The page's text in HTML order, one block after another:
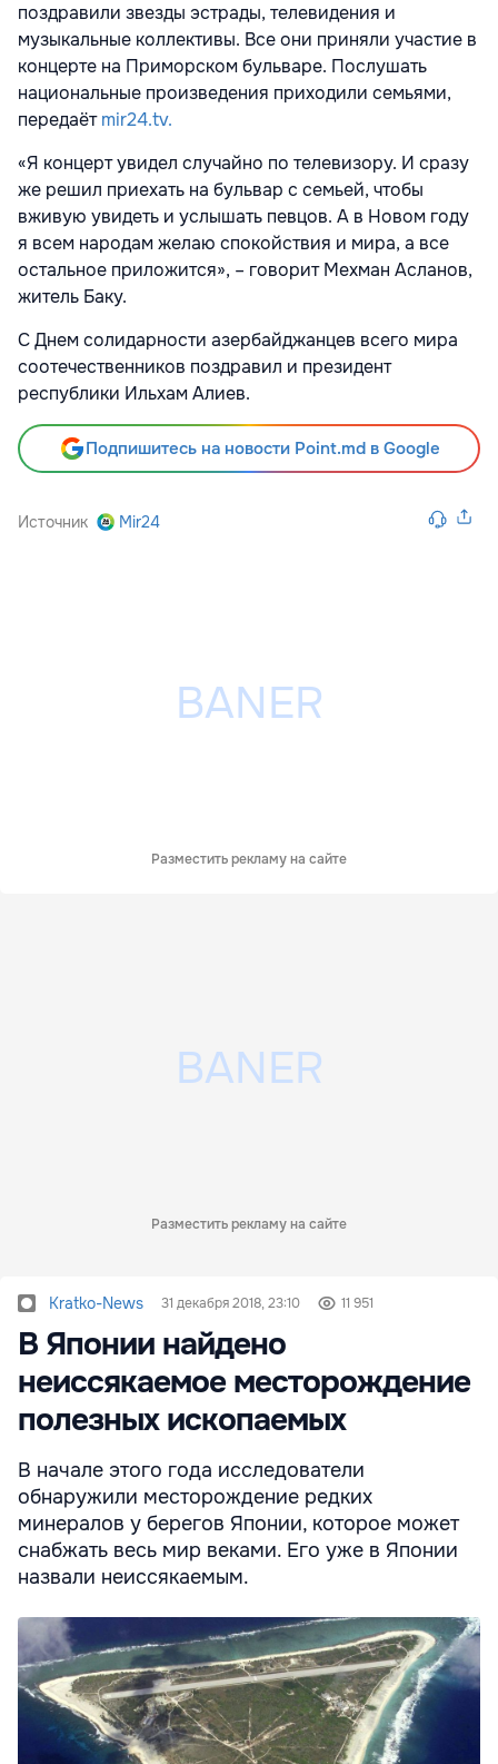
поздравили звезды эстрады, телевидения и
музыкальные коллективы. Все они приняли участие в
концерте на Приморском бульваре. Послушать
национальные произведения приходили семьями,
передаётmir24.tv.
«Я концерт увидел случайно по телевизору. И сразу
же решил приехать на бульвар с семьей, чтобы
вживую увидеть и услышать певцов. А в Новом году
я всем народам желаю спокойствия и мира, а все
остальное приложится», – говорит Мехман Асланов,
житель Баку.
С Днем солидарности азербайджанцев всего мира
соотечественников поздравил и президент
республики Ильхам Алиев.
Подпишитесь на новости Point.md в Google
Источник Mir24
Разместить рекламу на сайте
Разместить рекламу на сайте
Kratko-News 31 декабря 2018, 23:10 11 951
В Японии найдено
неиссякаемое месторождение
полезных ископаемых
В начале этого года исследователи
обнаружили месторождение редких
минералов у берегов Японии, которое может
снабжать весь мир веками. Его уже в Японии
назвали неиссякаемым.